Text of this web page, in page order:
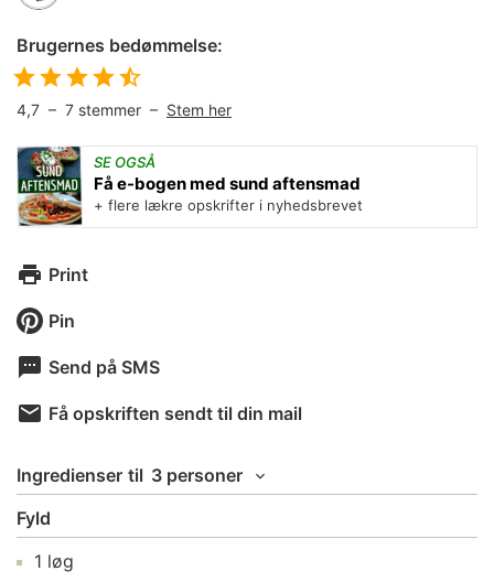
Brugernes bedømmelse:
4,7 – 7 stemmer – Stem her
SE OGSÅ
Få e-bogen med sund aftensmad
+ flere lækre opskrifter i nyhedsbrevet
Print
Pin
Send på SMS
Få opskriften sendt til din mail
Ingredienser til 3 personer
Fyld
1 løg